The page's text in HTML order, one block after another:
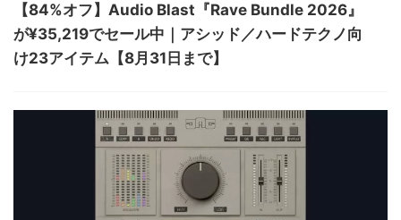
【84%オフ】Audio Blast『Rave Bundle 2026』
が¥35,219でセール中｜アシッド／ハードテクノ向
け23アイテム【8月31日まで】